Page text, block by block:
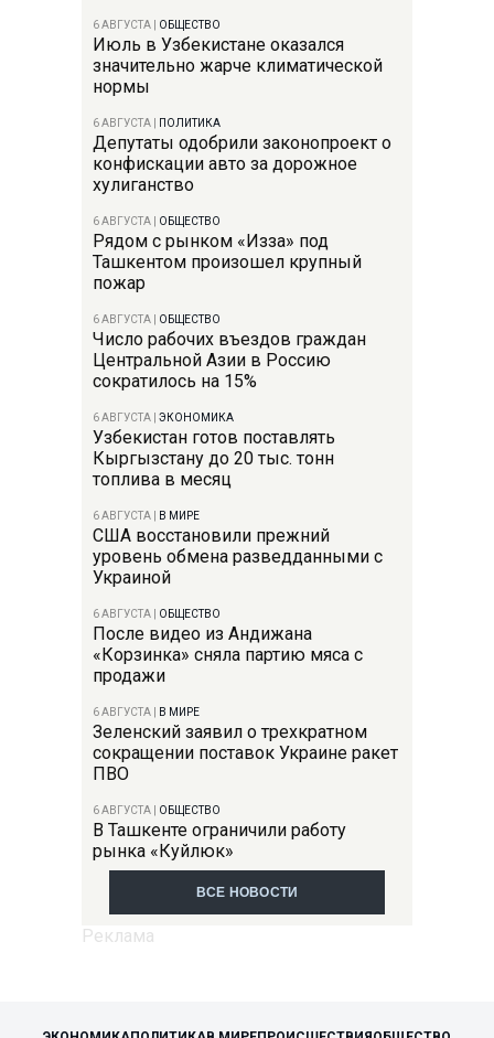
6 АВГУСТА ОБЩЕСТВО
Июль в Узбекистане оказался
значительно жарче климатической
нормы
6 АВГУСТА ПОЛИТИКА
Депутаты одобрили законопроект о
конфискации авто за дорожное
хулиганство
6 АВГУСТА ОБЩЕСТВО
Рядом с рынком «Изза» под
Ташкентом произошел крупный
пожар
6 АВГУСТА ОБЩЕСТВО
Число рабочих въездов граждан
Центральной Азии в Россию
сократилось на 15%
6 АВГУСТА ЭКОНОМИКА
Узбекистан готов поставлять
Кыргызстану до 20 тыс. тонн
топлива в месяц
6 АВГУСТА В МИРЕ
США восстановили прежний
уровень обмена разведданными с
Украиной
6 АВГУСТА ОБЩЕСТВО
После видео из Андижана
«Корзинка» сняла партию мяса с
продажи
6 АВГУСТА В МИРЕ
Зеленский заявил о трехкратном
сокращении поставок Украине ракет
ПВО
6 АВГУСТА ОБЩЕСТВО
В Ташкенте ограничили работу
рынка «Куйлюк»
ВСЕ НОВОСТИ